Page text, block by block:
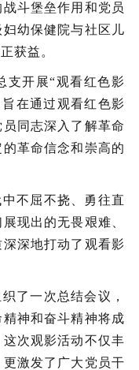
斗堡垒作用和党员
幼保健院与社区儿
获益。
支开展“观看红色影
在通过观看红色影
同志深入了解革命
革命信念和崇高的
不屈不挠、勇往直
现出的无畏艰难、
深地打动了观看影
了一次总结会议，
神和奋斗精神将成
次观影活动不仅丰
激发了广大党员干